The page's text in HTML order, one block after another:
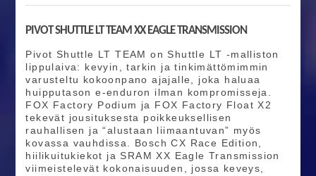
PIVOT SHUTTLE LT TEAM XX EAGLE TRANSMISSION
Pivot Shuttle LT TEAM on Shuttle LT -malliston
lippulaiva: kevyin, tarkin ja tinkimättömimmin
varusteltu kokoonpano ajajalle, joka haluaa
huipputason e-enduron ilman kompromisseja.
FOX Factory Podium ja FOX Factory Float X2
tekevät jousituksesta poikkeuksellisen
rauhallisen ja “alustaan liimaantuvan” myös
kovassa vauhdissa. Bosch CX Race Edition,
hiilikuitukiekot ja SRAM XX Eagle Transmission
viimeistelevät kokonaisuuden, jossa keveys,